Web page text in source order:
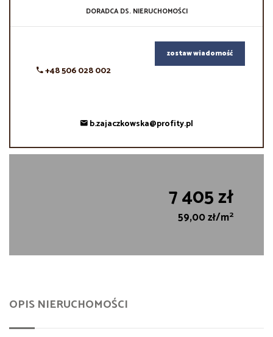
DORADCA DS. NIERUCHOMOŚCI
+48 506 028 002
zostaw wiadomość
b.zajaczkowska@profity.pl
7 405 zł
59,00 zł/m2
OPIS NIERUCHOMOŚCI